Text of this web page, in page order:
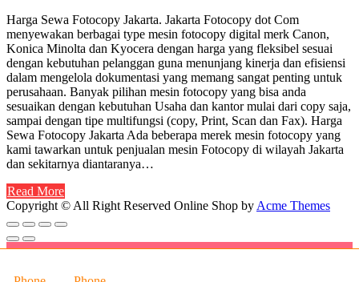
Harga Sewa Fotocopy Jakarta. Jakarta Fotocopy dot Com
menyewakan berbagai type mesin fotocopy digital merk Canon,
Konica Minolta dan Kyocera dengan harga yang fleksibel sesuai
dengan kebutuhan pelanggan guna menunjang kinerja dan efisiensi
dalam mengelola dokumentasi yang memang sangat penting untuk
perusahaan. Banyak pilihan mesin fotocopy yang bisa anda
sesuaikan dengan kebutuhan Usaha dan kantor mulai dari copy saja,
sampai dengan tipe multifungsi (copy, Print, Scan dan Fax). Harga
Sewa Fotocopy Jakarta Ada beberapa merek mesin fotocopy yang
kami tawarkan untuk penjualan mesin Fotocopy di wilayah Jakarta
dan sekitarnya diantaranya…
Read More
Copyright © All Right Reserved Online Shop by Acme Themes